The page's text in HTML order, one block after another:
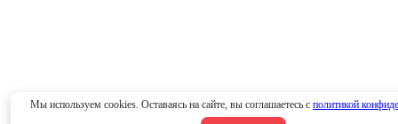
Мы используем cookies. Оставаясь на сайте, вы соглашаетесь с политикой